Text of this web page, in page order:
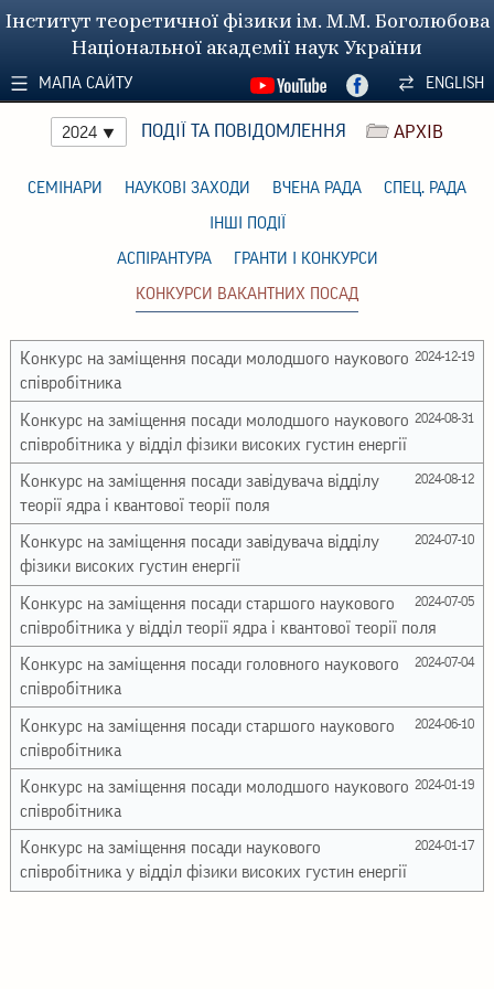
Інститут теоретичної фізики ім. М.М. Боголюбова
Національної академії наук України
МАПА САЙТУ ENGLISH
2024 ПОДІЇ ТА ПОВІДОМЛЕННЯ АРХІВ
СЕМІНАРИ НАУКОВІ ЗАХОДИ ВЧЕНА РАДА СПЕЦ. РАДА
ІНШІ ПОДІЇ
АСПІРАНТУРА ГРАНТИ І КОНКУРСИ
КОНКУРСИ ВАКАНТНИХ ПОСАД
2024-12-19
Конкурс на заміщення посади молодшого наукового
співробітника
2024-08-31
Конкурс на заміщення посади молодшого наукового
співробітника у відділ фізики високих густин енергії
2024-08-12
Конкурс на заміщення посади завідувача відділу
теорії ядра і квантової теорії поля
2024-07-10
Конкурс на заміщення посади завідувача відділу
фізики високих густин енергії
2024-07-05
Конкурс на заміщення посади старшого наукового
співробітника у відділ теорії ядра і квантової теорії поля
2024-07-04
Конкурс на заміщення посади головного наукового
співробітника
2024-06-10
Конкурс на заміщення посади старшого наукового
співробітника
2024-01-19
Конкурс на заміщення посади молодшого наукового
співробітника
2024-01-17
Конкурс на заміщення посади наукового
співробітника у відділ фізики високих густин енергії